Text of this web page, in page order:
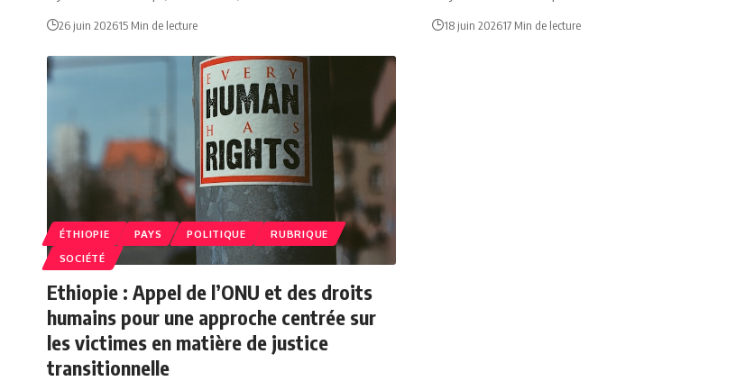
26 juin 202615 Min de lecture 18 juin 202617 Min de lecture
ÉTHIOPIE PAYS POLITIQUE
RUBRIQUE
SOCIÉTÉ
Ethiopie : Appel de l’ONU et des droits
humains pour une approche centrée sur
les victimes en matière de justice
transitionnelle